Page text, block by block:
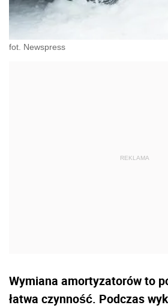
fot. Newspress
Wymiana amortyzatorów to
łatwa czynność. Podczas